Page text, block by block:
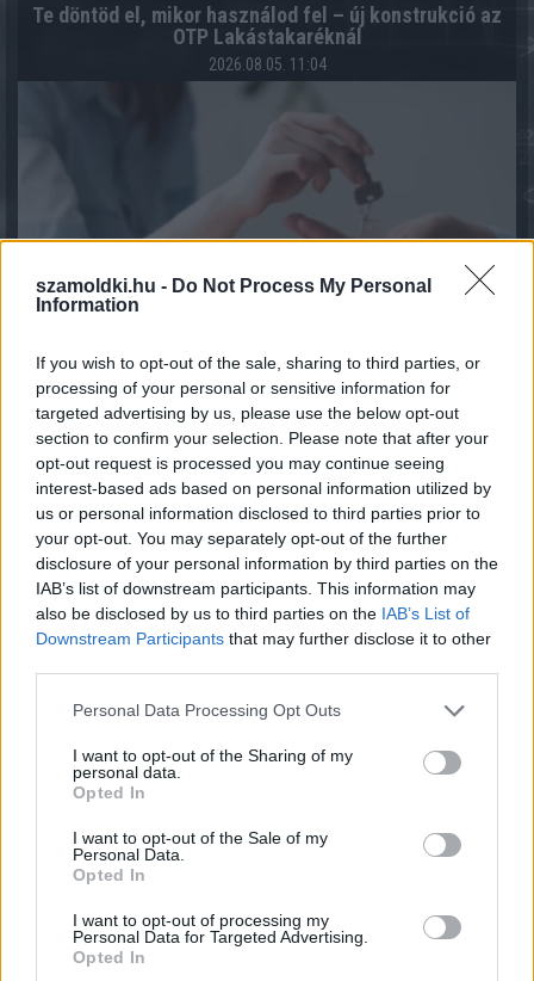
szamoldki.hu - Do Not Process My Personal
Information
If you wish to opt-out of the sale, sharing to third parties, or
processing of your personal or sensitive information for
targeted advertising by us, please use the below opt-out
section to confirm your selection. Please note that after your
opt-out request is processed you may continue seeing
interest-based ads based on personal information utilized by
us or personal information disclosed to third parties prior to
your opt-out. You may separately opt-out of the further
disclosure of your personal information by third parties on the
IAB’s list of downstream participants. This information may
also be disclosed by us to third parties on the IAB’s List of
Downstream Participants that may further disclose it to other
Please note that this website/app uses one or more Google
not limited to your visit or usage behaviour. You may click to
grant or deny consent to Google and its third-party tags to
use your data for below specified purposes in below Google
consent section.
Personal Data Processing Opt Outs
I want to opt-out of the Sharing of my
personal data.
Opted In
I want to opt-out of the Sale of my
Personal Data.
Opted In
I want to opt-out of processing my
Personal Data for Targeted Advertising.
Opted In
Te döntöd el, mikor használod fel – új konstrukció az
OTP Lakástakaréknál
2026.08.05. 11:04
Több mint négyszeresére nőtt a magyar háztartások
közvetlen részvényvagyona hat év alatt
2026.08.05. 09:52